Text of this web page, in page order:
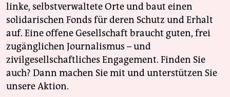
linke, selbstverwaltete Orte und baut einen
solidarischen Fonds für deren Schutz und Erhalt
auf. Eine offene Gesellschaft braucht guten, frei
zugänglichen Journalismus – und
zivilgesellschaftliches Engagement. Finden Sie
auch? Dann machen Sie mit und unterstützen Sie
unsere Aktion.